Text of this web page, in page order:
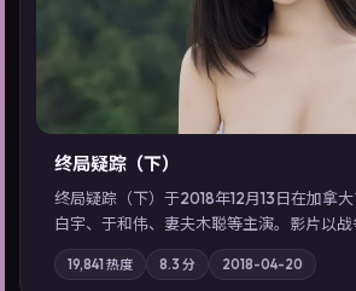
终局疑踪（下）
终局疑踪（下）于2018年12月13日在加拿大
白宇、于和伟、妻夫木聪等主演。影片以
意外将众人卷入不可撤回的连锁反应；摄影
质；站内亦可通过「国产免费观看高清电视
19,841 热度 8.3 分 2018-04-20